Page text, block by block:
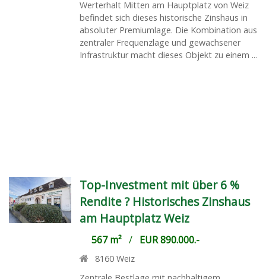
Werterhalt Mitten am Hauptplatz von Weiz
befindet sich dieses historische Zinshaus in
absoluter Premiumlage. Die Kombination aus
zentraler Frequenzlage und gewachsener
Infrastruktur macht dieses Objekt zu einem ...
Top-Investment mit über 6 %
Rendite ? Historisches Zinshaus
am Hauptplatz Weiz
567 m²/ EUR 890.000.-
8160 Weiz